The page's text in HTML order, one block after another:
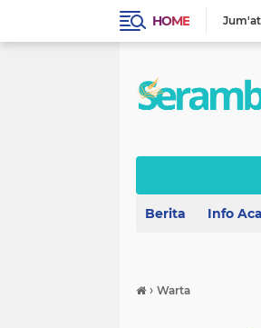
HOME Jum'at
Berita Info
› Warta